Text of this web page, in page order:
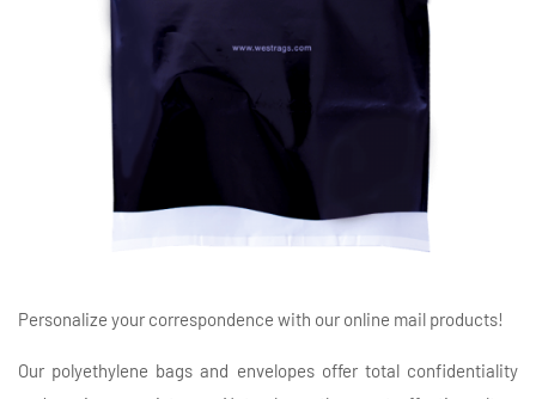
Personalize your correspondence with our online mail products!
Our polyethylene bags and envelopes offer total confidentiality